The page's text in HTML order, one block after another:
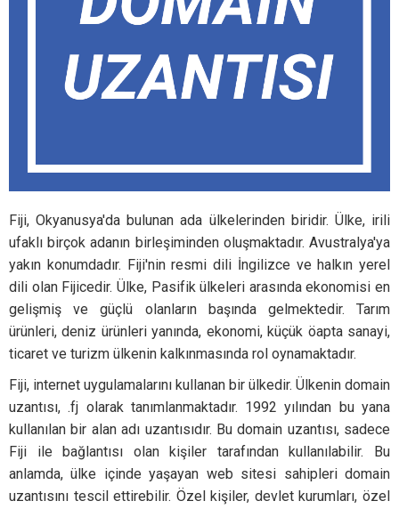
Fiji, Okyanusya'da bulunan ada ülkelerinden biridir. Ülke, irili
ufaklı birçok adanın birleşiminden oluşmaktadır. Avustralya'ya
yakın konumdadır. Fiji'nin resmi dili İngilizce ve halkın yerel
dili olan Fijicedir. Ülke, Pasifik ülkeleri arasında ekonomisi en
gelişmiş ve güçlü olanların başında gelmektedir. Tarım
ürünleri, deniz ürünleri yanında, ekonomi, küçük öapta sanayi,
ticaret ve turizm ülkenin kalkınmasında rol oynamaktadır.
Fiji, internet uygulamalarını kullanan bir ülkedir. Ülkenin domain
uzantısı, .fj olarak tanımlanmaktadır. 1992 yılından bu yana
kullanılan bir alan adı uzantısıdır. Bu domain uzantısı, sadece
Fiji ile bağlantısı olan kişiler tarafından kullanılabilir. Bu
anlamda, ülke içinde yaşayan web sitesi sahipleri domain
uzantısını tescil ettirebilir. Özel kişiler, devlet kurumları, özel